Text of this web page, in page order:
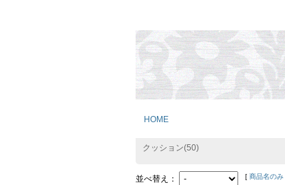
HOME
クッション(50)
並べ替え： [ 商品名のみ